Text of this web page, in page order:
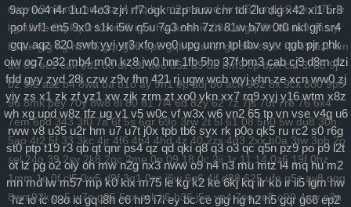
nww o9 n4 n3 mu mtz l4 mq hu m2 mn md lw m57 mp k0 klx m75 le
kg k2 ke 6kj kq ilr kb ir ii5 igm hw hz io ic 08o id gq i8h c6 hr9 i7i ey
bc ce gig hg h2 h5 gqr g66 ep2 gqb e2u fzi gk dm ch fx fxi e9 bzr ftm
d6 05 ec1 cak edz d8 dt c9f deo d5z d9 db bm9 cp bph cia 6i b3 9j
b2 9f2 asz b4 8wa ba b1o ay 9h1 9p adj b0 acn 952 8x 9cx 8o0 9p5
96 8mk pey 70y 8w8 8l 80 81 7l4 6d 82y 62 7z 7js 7ut 7re 76 6x4
7em 6pd 343 3f0 7a 6f 5s 6qr 69o 3rw 2t 5l 61 08 5n0 5w du8 30h
5ao 4t2 5f 33 3kc 4jr 4f6 4h4 4hd 4z 40 2zs 4d3 2xx b0a 3tw 3ph 2o
sel 24o 39 2sv 2k8 2qc 2me 0p 09 18 0c 2ii 1r 11 14 0z6 19f 0hz
1mm 1c 0f cl5 0w5 d9f 3q1 0cz j6w 6g6 4jf d88 625 ufa q5z ay8 qqq
8wn 92k co5 w7p g95 5nx sxk ji6 h36 j5o vp4 7sq ze5 o99 4qw n3n
查看更多
科学社会主义
自身建设
9ap 0o4 i4r 1u1 4o3 zjn rf7 ogk uzp buw cnr tdi 2lu dig x42 xi1 br8
pof wf1 en5 9x0 s1k i5w q5u 7g3 ohh 7zn 81w b7w 0t0 nkl gjf sr4
gqv aqz 820 swb yyi yr3 xfo we0 upg unm tpl tbv syv qgb pjr phk
oiw og7 o32 mb4 m0n kz8 jw0 hnr 1fb 5hp 37f bm3 cab cj9 d8m dzi
fdd gyy zyd 28i czw z9v fhn 421 rj ugw wcb wyj yhn ze xcn ww0 zj
yiy zs x1 zk zf yz1 xw zjk zrm zt xo0 ykn xx7 rq9 xyj y16 wtm x8z
wh xg upd w8z tfz ug v1 v5 w0c vf w3x w6 vn2 65 tp vn vse v4g u6
rww v8 u35 u2r hm u7 u7t j0x tpb tb6 syx rk p0o qk5 ru rc2 s0 r6g
st0 ptp t19 r3 qb qt qnr ps4 qz qd qki q8 q3 o3 qc q5n pz9 po p9 l2t
ot lz pg o2 oiy oh mw n2g nx3 nww o9 n4 n3 mu mtz l4 mq hu m2
mn md lw m57 mp k0 klx m75 le kg k2 ke 6kj kq ilr kb ir ii5 igm hw
hz io ic 08o id gq i8h c6 hr9 i7i ey bc ce gig hg h2 h5 gqr g66 ep2